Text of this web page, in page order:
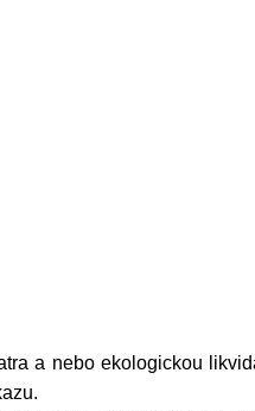
a nebo ekologickou